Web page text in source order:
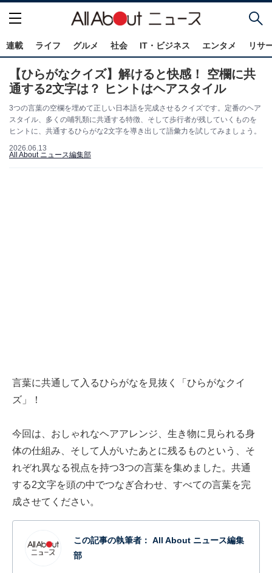
連載 ライフ グルメ 社会 IT・ビジネス エンタメ リサ
【ひらがなクイズ】解けると快感！ 空欄に共
通する2文字は？ ヒントはヘアスタイル
3つの言葉の空欄を埋めて正しい日本語を完成させるクイズです。定番のヘア
スタイル、多くの哺乳類に共通する特徴、そして歩行者が残していくものを
ヒントに、共通するひらがな2文字を導き出して語彙力を試してみましょう。
2026.06.13
All About ニュース編集部
言葉に共通して入るひらがなを見抜く「ひらがなクイ
ズ」！
今回は、おしゃれなヘアアレンジ、生き物に見られる身
体の仕組み、そして人がいたあとに残るものという、そ
れぞれ異なる視点を持つ3つの言葉を集めました。共通
する2文字を頭の中でつなぎ合わせ、すべての言葉を完
成させてください。
この記事の執筆者： All About ニュース編集
部